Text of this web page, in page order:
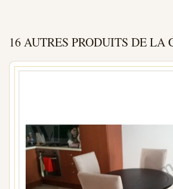
16 AUTRES PRODUITS DE LA